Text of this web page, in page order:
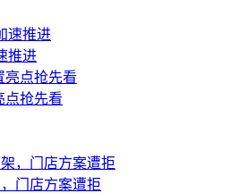
推进
点抢先看
门店方案遭拒